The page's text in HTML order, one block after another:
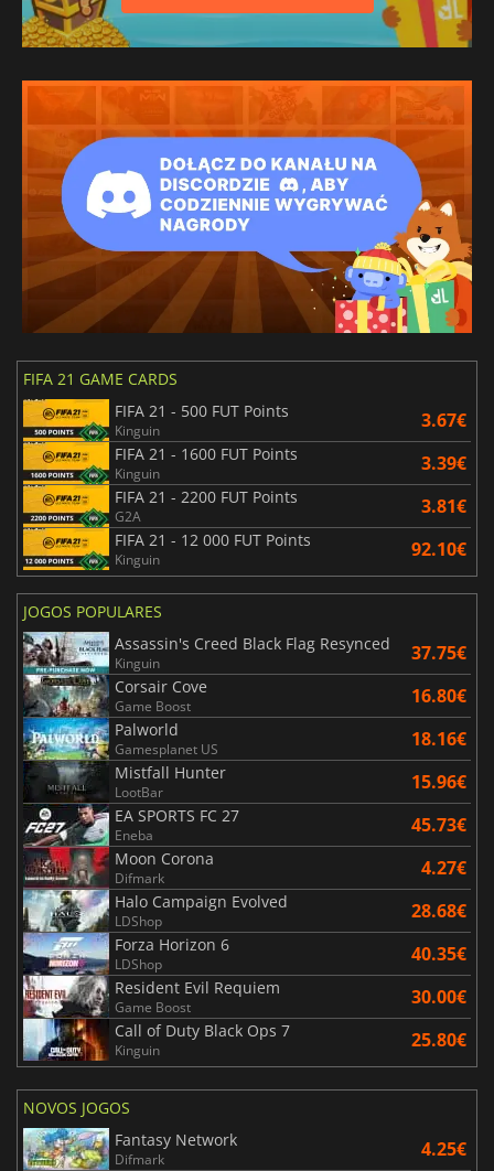
FIFA 21 GAME CARDS
FIFA 21 - 500 FUT Points
Kinguin 3.67€
FIFA 21 - 1600 FUT Points
Kinguin 3.39€
FIFA 21 - 2200 FUT Points
G2A 3.81€
FIFA 21 - 12 000 FUT Points
Kinguin 92.10€
JOGOS POPULARES
Assassin's Creed Black Flag Resynced
Kinguin 37.75€
Corsair Cove
Game Boost 16.80€
Palworld
Gamesplanet US 18.16€
Mistfall Hunter
LootBar 15.96€
EA SPORTS FC 27
Eneba 45.73€
Moon Corona
Difmark 4.27€
Halo Campaign Evolved
LDShop 28.68€
Forza Horizon 6
LDShop 40.35€
Resident Evil Requiem
Game Boost 30.00€
Call of Duty Black Ops 7
Kinguin 25.80€
NOVOS JOGOS
Fantasy Network
Difmark 4.25€